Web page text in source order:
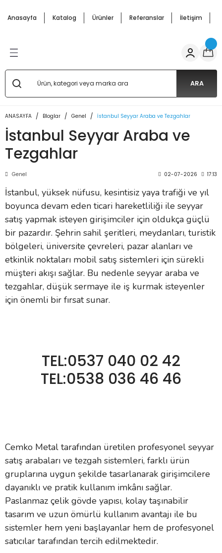
Anasayfa Katalog Ürünler Referanslar İletişim
Geri Dön
Geri Dön
Geri Dön
Semaverleri
Salep Kazanı ve
Salep Kazanları
Geri Dön
Geri Dön
Makinaları
Makineleri
Geri Dön
Arabaları
Arabaları
Makineleri
Mısır) Makinesi
Malzemeleri
Yedek Parça
ARA
ANASAYFA Bloglar Genel İstanbul Seyyar Araba ve Tezgahlar
İstanbul Seyyar Araba ve
Tezgahlar
Genel 02-07-2026 17:13
İstanbul, yüksek nüfusu, kesintisiz yaya trafiği ve yıl
boyunca devam eden ticari hareketliliği ile seyyar
satış yapmak isteyen girişimciler için oldukça güçlü
bir pazardır. Şehrin sahil şeritleri, meydanları, turistik
bölgeleri, üniversite çevreleri, pazar alanları ve
etkinlik noktaları mobil satış sistemleri için sürekli
müşteri akışı sağlar. Bu nedenle seyyar araba ve
tezgahlar, düşük sermaye ile iş kurmak isteyenler
için önemli bir fırsat sunar.
TEL:0537 040 02 42
TEL:0538 036 46 46
Cemko Metal tarafından üretilen profesyonel seyyar
satış arabaları ve tezgah sistemleri, farklı ürün
gruplarına uygun şekilde tasarlanarak girişimcilere
dayanıklı ve pratik kullanım imkânı sağlar.
Paslanmaz çelik gövde yapısı, kolay taşınabilir
tasarım ve uzun ömürlü kullanım avantajı ile bu
sistemler hem yeni başlayanlar hem de profesyonel
satıcılar tarafından tercih edilmektedir.